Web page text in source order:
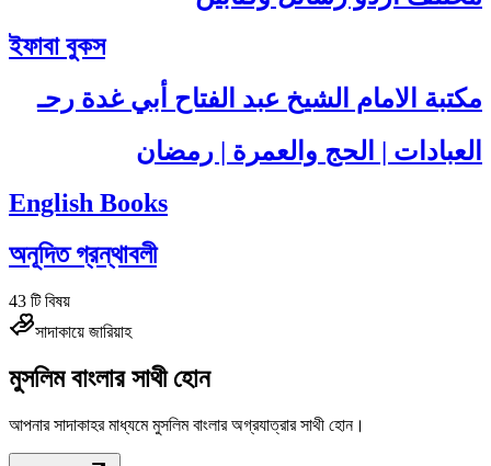
ইফাবা বুকস
مكتبة الامام الشيخ عبد الفتاح أبي غدة رحـ
العبادات | الحج والعمرة | رمضان
English Books
অনূদিত গ্রন্থাবলী
43 টি বিষয়
সাদাকায়ে জারিয়াহ
মুসলিম বাংলার সাথী হোন
আপনার সাদাকাহর মাধ্যমে মুসলিম বাংলার অগ্রযাত্রার সাথী হোন।